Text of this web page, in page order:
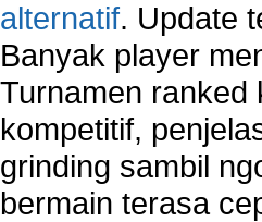
alternatif. Update
Banyak player
Turnamen ranked
kompetitif,
grinding sambil
bermain terasa